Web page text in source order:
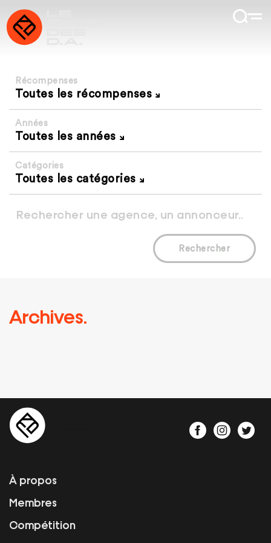
Récompenses
Toutes les récompenses
Années
Toutes les années
Catégories
Toutes les catégories
Rechercher
Archives.
À propos
Membres
Compétition